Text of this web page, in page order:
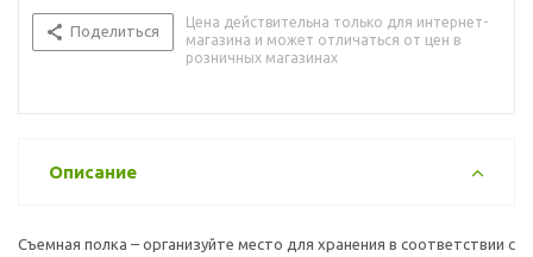
Поделиться
Цена действительна только для интернет-
магазина и может отличаться от цен в
розничных магазинах
Описание
Съемная полка – организуйте место для хранения в соответствии с